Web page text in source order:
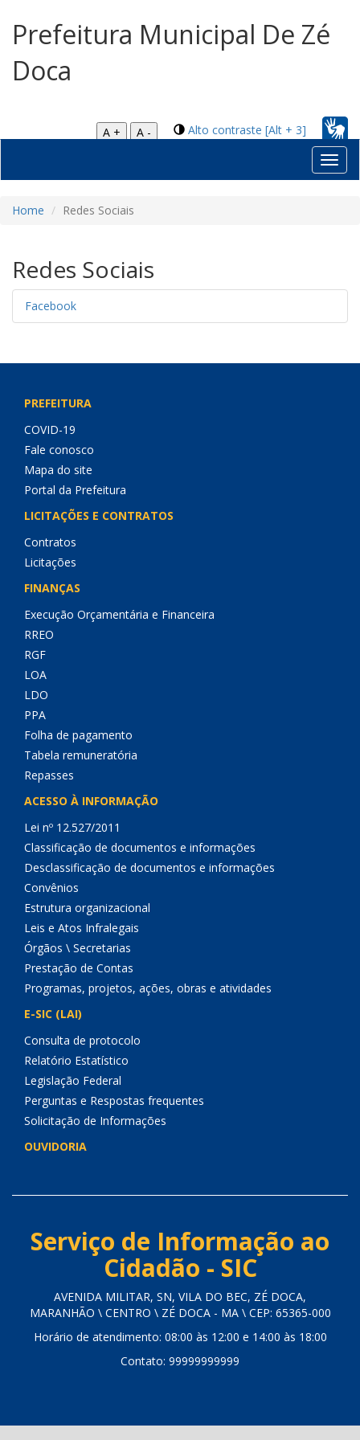
Prefeitura Municipal De Zé
Doca
Alto contraste [Alt + 3]
A +
A -
Home Redes Sociais
Redes Sociais
Facebook
PREFEITURA
COVID-19
Fale conosco
Mapa do site
Portal da Prefeitura
LICITAÇÕES E CONTRATOS
Contratos
Licitações
FINANÇAS
Execução Orçamentária e Financeira
RREO
RGF
LOA
LDO
PPA
Folha de pagamento
Tabela remuneratória
Repasses
ACESSO À INFORMAÇÃO
Lei nº 12.527/2011
Classificação de documentos e informações
Desclassificação de documentos e informações
Convênios
Estrutura organizacional
Leis e Atos Infralegais
Órgãos \ Secretarias
Prestação de Contas
Programas, projetos, ações, obras e atividades
E-SIC (LAI)
Consulta de protocolo
Relatório Estatístico
Legislação Federal
Perguntas e Respostas frequentes
Solicitação de Informações
OUVIDORIA
Serviço de Informação ao
Cidadão - SIC
AVENIDA MILITAR, SN, VILA DO BEC, ZÉ DOCA,
MARANHÃO \ CENTRO \ ZÉ DOCA - MA \ CEP: 65365-000
Horário de atendimento: 08:00 às 12:00 e 14:00 às 18:00
Contato: 99999999999